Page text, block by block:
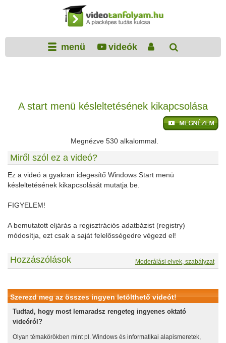
menü videók
A start menü késleltetésének kikapcsolása
Megnézve 530 alkalommal.
Miről szól ez a videó?
Ez a videó a gyakran idegesítő Windows Start menü
késleltetésének kikapcsolását mutatja be.
FIGYELEM!
A bemutatott eljárás a regisztrációs adatbázist (registry)
módosítja, ezt csak a saját felelősségedre végezd el!
Hozzászólások Moderálási elvek, szabályzat
Szerezd meg az összes ingyen letölthető videót!
Tudtad, hogy most lemaradsz rengeteg ingyenes oktató
videóról?
Olyan témakörökben mint pl. Windows és informatikai alapismeretek,